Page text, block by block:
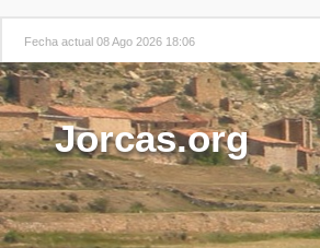
Fecha actual 08 Ago 2026 18:06
Jorcas.org